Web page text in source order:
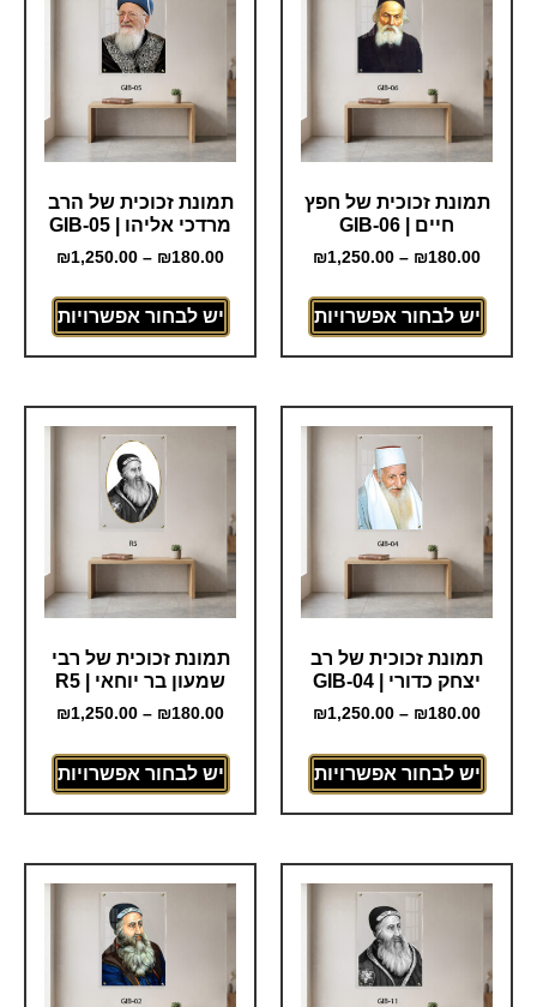
תמונת זכוכית של חפץ
חיים | GIB-06
₪180.00
–
₪1,250.00
יש לבחור אפשרויות
תמונת זכוכית של הרב
מרדכי אליהו | GIB-05
₪180.00
–
₪1,250.00
יש לבחור אפשרויות
תמונת זכוכית של רב
יצחק כדורי | GIB-04
₪180.00
–
₪1,250.00
יש לבחור אפשרויות
תמונת זכוכית של רבי
שמעון בר יוחאי | R5
₪180.00
–
₪1,250.00
יש לבחור אפשרויות